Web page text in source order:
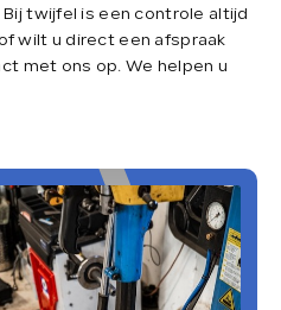
twijfel is een controle altijd
wilt u direct een afspraak
met ons op. We helpen u